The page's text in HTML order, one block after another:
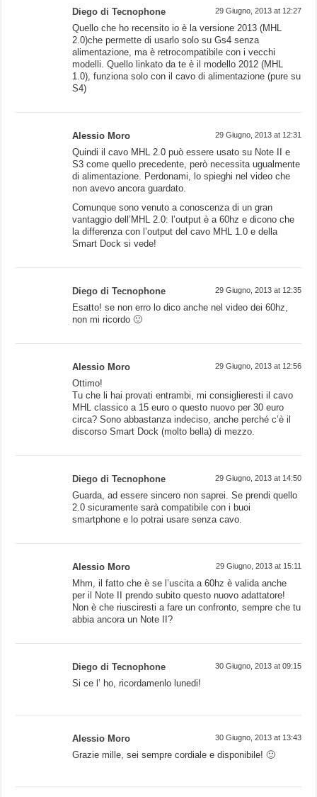
Diego di Tecnophone 29 Giugno, 2013 at 12:27
Quello che ho recensito io è la versione 2013 (MHL
2.0)che permette di usarlo solo su Gs4 senza
alimentazione, ma è retrocompatibile con i vecchi
modelli. Quello linkato da te è il modello 2012 (MHL
1.0), funziona solo con il cavo di alimentazione (pure su
S4)
Alessio Moro 29 Giugno, 2013 at 12:31
Quindi il cavo MHL 2.0 può essere usato su Note II e
S3 come quello precedente, però necessita ugualmente
di alimentazione. Perdonami, lo spieghi nel video che
non avevo ancora guardato.
Comunque sono venuto a conoscenza di un gran
vantaggio dell’MHL 2.0: l’output è a 60hz e dicono che
la differenza con l’output del cavo MHL 1.0 e della
Smart Dock si vede!
Diego di Tecnophone 29 Giugno, 2013 at 12:35
Esatto! se non erro lo dico anche nel video dei 60hz,
non mi ricordo 🙂
Alessio Moro 29 Giugno, 2013 at 12:56
Ottimo!
Tu che li hai provati entrambi, mi consiglieresti il cavo
MHL classico a 15 euro o questo nuovo per 30 euro
circa? Sono abbastanza indeciso, anche perché c’è il
discorso Smart Dock (molto bella) di mezzo.
Diego di Tecnophone 29 Giugno, 2013 at 14:50
Guarda, ad essere sincero non saprei. Se prendi quello
2.0 sicuramente sarà compatibile con i buoi
smartphone e lo potrai usare senza cavo.
Alessio Moro 29 Giugno, 2013 at 15:11
Mhm, il fatto che è se l’uscita a 60hz è valida anche
per il Note II prendo subito questo nuovo adattatore!
Non è che riusciresti a fare un confronto, sempre che tu
abbia ancora un Note II?
Diego di Tecnophone 30 Giugno, 2013 at 09:15
Si ce l’ ho, ricordamenlo lunedi!
Alessio Moro 30 Giugno, 2013 at 13:43
Grazie mille, sei sempre cordiale e disponibile! 🙂